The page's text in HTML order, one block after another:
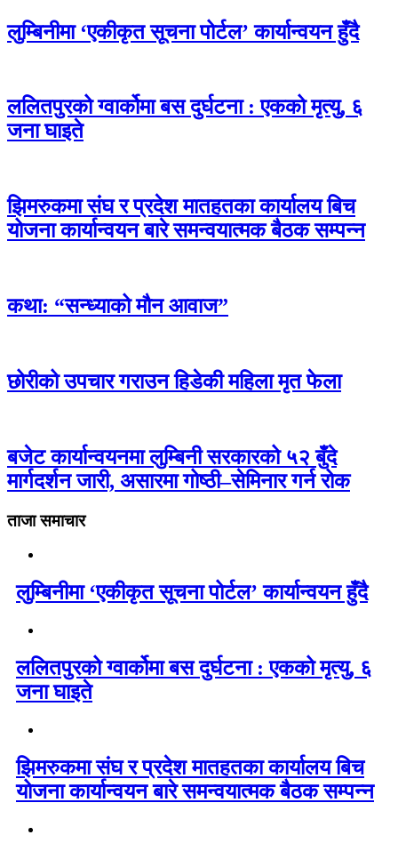
लुम्बिनीमा ‘एकीकृत सूचना पोर्टल’ कार्यान्वयन हुँदै
ललितपुरको ग्वार्कोमा बस दुर्घटना : एकको मृत्यु, ६
जना घाइते
झिमरुकमा संघ र प्रदेश मातहतका कार्यालय बिच
योजना कार्यान्वयन बारे समन्वयात्मक बैठक सम्पन्न
कथा: “सन्ध्याको मौन आवाज”
छोरीको उपचार गराउन हिडेकी महिला मृत फेला
बजेट कार्यान्वयनमा लुम्बिनी सरकारको ५२ बुँदे
मार्गदर्शन जारी, असारमा गोष्ठी–सेमिनार गर्न रोक
ताजा समाचार
लुम्बिनीमा ‘एकीकृत सूचना पोर्टल’ कार्यान्वयन हुँदै
ललितपुरको ग्वार्कोमा बस दुर्घटना : एकको मृत्यु, ६
जना घाइते
झिमरुकमा संघ र प्रदेश मातहतका कार्यालय बिच
योजना कार्यान्वयन बारे समन्वयात्मक बैठक सम्पन्न